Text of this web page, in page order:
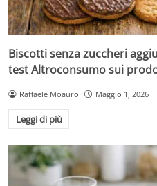
Biscotti senza zuccheri
test Altroconsumo sui
Raffaele Moauro Maggio 1, 2026
Leggi di più